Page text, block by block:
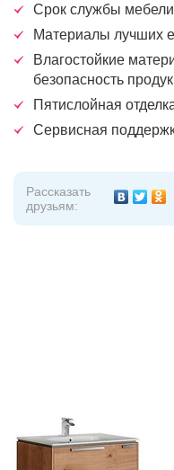
Срок службы
Материалы лучших
Влагостойкие
безопасность
Пятислойная
Сервисная
Рассказать
друзьям: